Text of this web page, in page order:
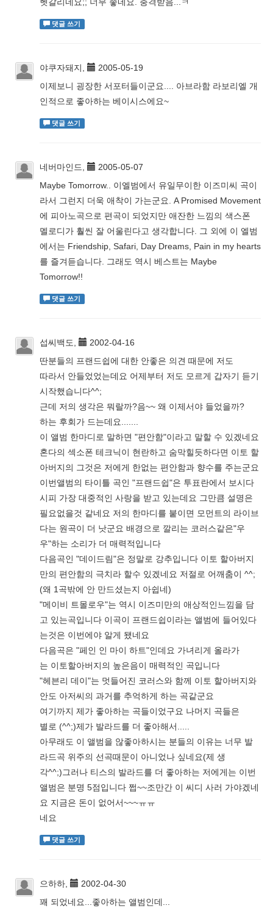
댓글 쓰기
야쿠자돼지,
2005-05-19
이제보니 굉장한 서포터들이군요.... 아브라함 라보리엘 개
인적으로 좋아하는 베이시스에요~
댓글 쓰기
네버마인드,
2005-05-07
Maybe Tomorrow.. 이엘범에서 유일무이한 이즈미씨 곡이
라서 그런지 더욱 애착이 가는군요. A Promised Movement
에 피아노곡으로 편곡이 되었지만 애잔한 느낌의 색스폰
멜로디가 훨씬 잘 어울린다고 생각합니다. 그 외에 이 엘범
에서는 Friendship, Safari, Day Dreams, Pain in my hearts
를 즐겨듣습니다. 그래도 역시 베스트는 Maybe
Tomorrow!!
댓글 쓰기
섭씨백도,
2002-04-16
딴분들의 프랜드쉽에 대한 안좋은 의견 때문에 저도
따라서 안들었었는데요 어제부터 저도 모르게 갑자기 듣기
시작했습니다^^;
근데 저의 생각은 뭐랄까?음~~ 왜 이제서야 들었을까?
하는 후회가 드는데요.......
이 앨범 한마디로 말하면 "편안함"이라고 말할 수 있겠네요
혼다의 섹소폰 테크닉이 현란하고 숨막힐듯하다면 이토 할
아버지의 그것은 저에게 한없는 편안함과 향수를 주는군요
이번앨범의 타이틀 곡인 "프랜드쉽"은 투표란에서 보시다
시피 가장 대중적인 사랑을 받고 있는데요 그만큼 설명은
필요없을것 같네요 저의 한마디를 붙이면 모먼트의 라이브
다는 원곡이 더 낫군요 배경으로 깔리는 코러스같은"우
우"하는 소리가 더 매력적입니다
다음곡인 "데이드림"은 정말로 강추입니다 이토 할아버지
만의 편안함의 극치라 할수 있겠네요 저절로 어깨춤이 ^^;
(왜 1곡밖에 안 만드셨는지 아쉽네)
"메이비 트몰로우"는 역시 이즈미만의 애상적인느낌을 담
고 있는곡입니다 이곡이 프랜드쉽이라는 앨범에 들어있다
는것은 이번에야 알게 됐네요
다음곡은 "페인 인 마이 하트"인데요 가녀리게 올라가
는 이토할아버지의 높은음이 매력적인 곡입니다
"헤븐리 데이"는 멋들어진 코러스와 함께 이토 할아버지와
안도 아저씨의 과거를 추억하게 하는 곡같군요
여기까지 제가 좋아하는 곡들이었구요 나머지 곡들은
별로 (^^;)제가 발라드를 더 좋아해서.....
아무래도 이 앨범을 않좋아하시는 분들의 이유는 너무 발
라드곡 위주의 선곡때문이 아니었나 싶네요(제 생
각^^;)그러나 티스의 발라드를 더 좋아하는 저에게는 이번
앨범은 분명 5점입니다 쩝~~조만간 이 씨디 사러 가야겠네
요 지금은 돈이 없어서~~~ㅠㅠ
네요
댓글 쓰기
으하하,
2002-04-30
꽤 되었네요...좋아하는 앨범인데...